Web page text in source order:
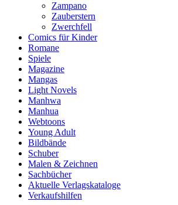
Zampano
Zauberstern
Zwerchfell
Comics für Kinder
Romane
Spiele
Magazine
Mangas
Light Novels
Manhwa
Manhua
Webtoons
Young Adult
Bildbände
Schuber
Malen & Zeichnen
Sachbücher
Aktuelle Verlagskataloge
Verkaufshilfen